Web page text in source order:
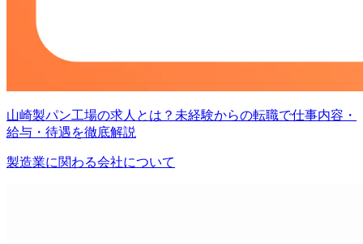
山崎製パン工場の求人とは？未経験からの転職で仕事内容・
給与・待遇を徹底解説
製造業に関わる会社について